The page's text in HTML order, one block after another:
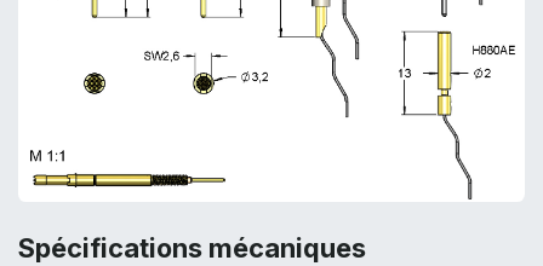
Spécifications mécaniques